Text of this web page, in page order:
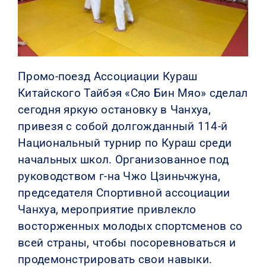
Промо-поезд Ассоциации Кураш
Китайского Тайбэя «Сяо Бин Мяо» сделал
сегодня яркую остановку в Чанхуа,
привезя с собой долгожданный 114-й
Национальный турнир по Кураш среди
начальных школ. Организованное под
руководством г-на Чжо Цзиньчжуна,
председателя Спортивной ассоциации
Чанхуа, мероприятие привлекло
восторженных молодых спортсменов со
всей страны, чтобы посоревноваться и
продемонстрировать свои навыки.